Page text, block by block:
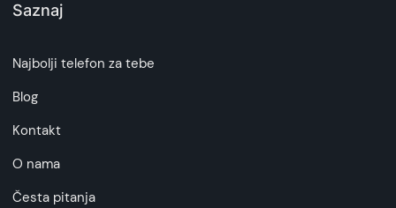
Saznaj
Najbolji telefon za tebe
Blog
Kontakt
O nama
Česta pitanja